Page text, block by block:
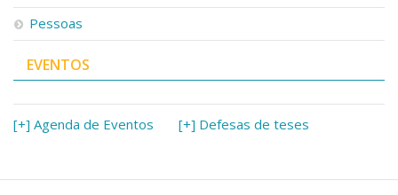
Pessoas
EVENTOS
[+] Agenda de Eventos [+] Defesas de teses